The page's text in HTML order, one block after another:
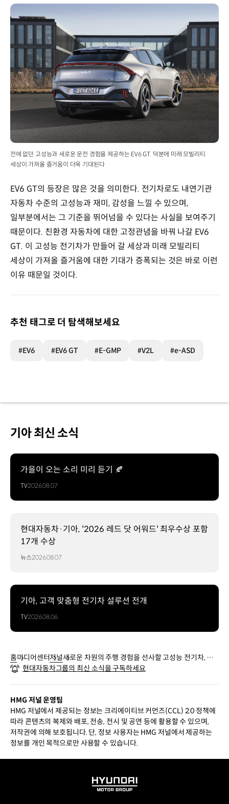
전에 없던 고성능과 새로운 운전 경험을 제공하는 EV6 GT. 덕분에 미래 모빌리티
세상이 가져올 즐거움이 더욱 기대된다
EV6 GT의 등장은 많은 것을 의미한다. 전기차로도 내연기관
자동차 수준의 고성능과 재미, 감성을 느낄 수 있으며,
일부분에서는 그 기준을 뛰어넘을 수 있다는 사실을 보여주기
때문이다. 친환경 자동차에 대한 고정관념을 바꿔 나갈 EV6
GT. 이 고성능 전기차가 만들어 갈 세상과 미래 모빌리티
세상이 가져올 즐거움에 대한 기대가 증폭되는 것은 바로 이런
이유 때문일 것이다.
추천 태그로 더 탐색해보세요
#EV6 #EV6 GT #E-GMP #V2L #e-ASD
기아 최신 소식
가을이 오는 소리 미리 듣기 🍂
TV2026.08.07
현대자동차·기아, '2026 레드 닷 어워드' 최우수상 포함
17개 수상
뉴스2026.08.07
기아, 고객 맞춤형 전기차 설루션 전개
TV2026.08.06
홈미디어센터저널새로운 차원의 주행 경험을 선사할 고성능 전기차, 기
아 EV6 GT
현대자동차그룹의 최신 소식을 구독하세요
HMG 저널 운영팀
HMG 저널에서 제공되는 정보는 크리에이티브 커먼즈(CCL) 2.0 정책에
따라 콘텐츠의 복제와 배포, 전송, 전시 및 공연 등에 활용할 수 있으며,
저작권에 의해 보호됩니다. 단, 정보 사용자는 HMG 저널에서 제공하는
정보를 개인 목적으로만 사용할 수 있습니다.
HYUNDAI